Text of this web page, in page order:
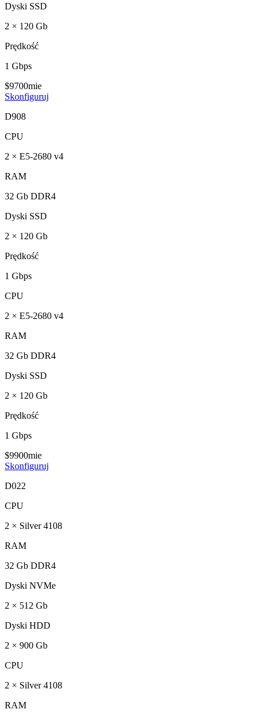
Dyski SSD
2 × 120 Gb
Prędkość
1 Gbps
$9700mie
Skonfiguruj
D908
CPU
2 × E5-2680 v4
RAM
32 Gb DDR4
Dyski SSD
2 × 120 Gb
Prędkość
1 Gbps
CPU
2 × E5-2680 v4
RAM
32 Gb DDR4
Dyski SSD
2 × 120 Gb
Prędkość
1 Gbps
$9900mie
Skonfiguruj
D022
CPU
2 × Silver 4108
RAM
32 Gb DDR4
Dyski NVMe
2 × 512 Gb
Dyski HDD
2 × 900 Gb
CPU
2 × Silver 4108
RAM